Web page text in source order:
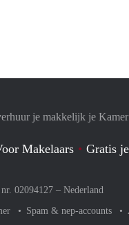
je makkelijk je Kamer
Makelaars Gratis
02094127 – Nederland
Spam & nep-accounts